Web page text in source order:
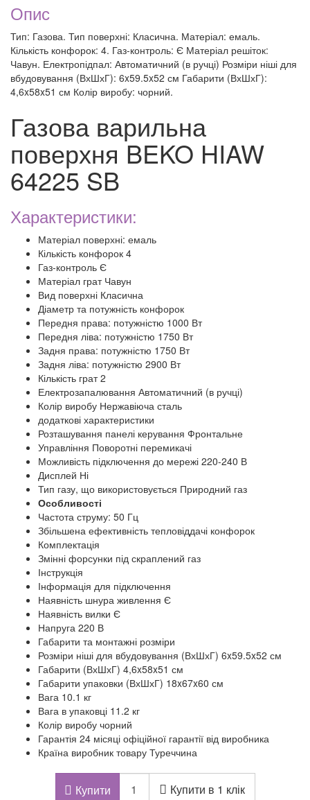
Опис
Тип: Газова. Тип поверхні: Класична. Матеріал: емаль.
Кількість конфорок: 4. Газ-контроль: Є Матеріал решіток:
Чавун. Електропідпал: Автоматичний (в ручці) Розміри ніші для
вбудовування (ВхШхГ): 6x59.5x52 см Габарити (ВхШхГ):
4,6x58x51 см Колір виробу: чорний.
Газова варильна
поверхня BEKO HIAW
64225 SB
Характеристики:
Матеріал поверхні: емаль
Кількість конфорок 4
Газ-контроль Є
Матеріал грат Чавун
Вид поверхні Класична
Діаметр та потужність конфорок
Передня права: потужністю 1000 Вт
Передня ліва: потужністю 1750 Вт
Задня права: потужністю 1750 Вт
Задня ліва: потужністю 2900 Вт
Кількість грат 2
Електрозапалювання Автоматичний (в ручці)
Колір виробу Нержавіюча сталь
додаткові характеристики
Розташування панелі керування Фронтальне
Управління Поворотні перемикачі
Можливість підключення до мережі 220-240 В
Дисплей Ні
Тип газу, що використовується Природний газ
Особливості
Частота струму: 50 Гц
Збільшена ефективність тепловіддачі конфорок
Комплектація
Змінні форсунки під скраплений газ
Інструкція
Інформація для підключення
Наявність шнура живлення Є
Наявність вилки Є
Напруга 220 В
Габарити та монтажні розміри
Розміри ніші для вбудовування (ВхШхГ) 6x59.5x52 см
Габарити (ВхШхГ) 4,6x58x51 см
Габарити упаковки (ВхШхГ) 18x67x60 см
Вага 10.1 кг
Вага в упаковці 11.2 кг
Колір виробу чорний
Гарантія 24 місяці офіційної гарантії від виробника
Країна виробник товару Туреччина
Купити Купити в 1 клік